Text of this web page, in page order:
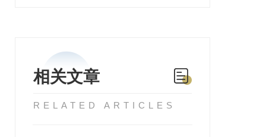
相关文章
RELATED ARTICLES